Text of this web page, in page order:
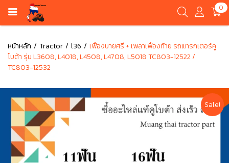
0
หน้าหลัก Tractor l36
เฟืองบายศรี + เพลาเฟืองท้าย รถแทรกเตอร์คู
โบต้า รุ่น L3608, L4018, L4508, L4708, L5018 TC803-12522 /
TC803-12532
Sale!